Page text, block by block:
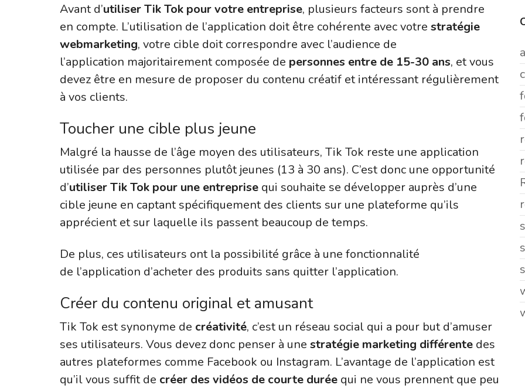
Avant d’utiliser Tik Tok pour votre entreprise, plusieurs facteurs sont à prendre
en compte. L’utilisation de l’application doit être cohérente avec votre stratégie
webmarketing, votre cible doit correspondre avec l’audience de
l’application majoritairement composée de personnes entre de 15-30 ans, et vous
devez être en mesure de proposer du contenu créatif et intéressant régulièrement
à vos clients.
Toucher une cible plus jeune
Malgré la hausse de l’âge moyen des utilisateurs, Tik Tok reste une application
utilisée par des personnes plutôt jeunes (13 à 30 ans). C’est donc une opportunité
d’utiliser Tik Tok pour une entreprise qui souhaite se développer auprès d’une
cible jeune en captant spécifiquement des clients sur une plateforme qu’ils
apprécient et sur laquelle ils passent beaucoup de temps.
De plus, ces utilisateurs ont la possibilité grâce à une fonctionnalité
de l’application d’acheter des produits sans quitter l’application.
Créer du contenu original et amusant
Tik Tok est synonyme de créativité, c’est un réseau social qui a pour but d’amuser
ses utilisateurs. Vous devez donc penser à une stratégie marketing différente des
autres plateformes comme Facebook ou Instagram. L’avantage de l’application est
qu’il vous suffit de créer des vidéos de courte durée qui ne vous prennent que peu